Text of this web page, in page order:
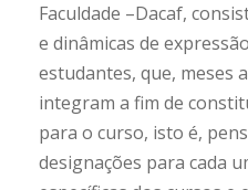
Faculdade –Dacaf,
e dinâmicas de
estudantes, que, meses
integram a fim de
para o curso, isto é,
designações para cada